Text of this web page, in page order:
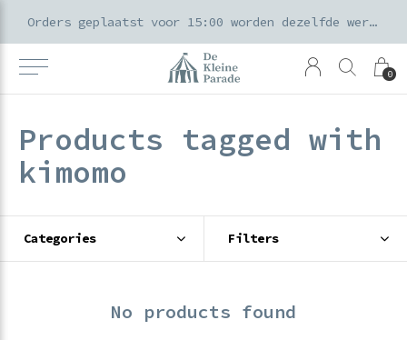
0
Orders geplaatst voor 15:00 worden dezelfde werkdag verzonden
Products tagged with
kimomo
Categories Filters
No products found